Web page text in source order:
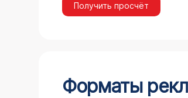
Получить просчёт
Форматы